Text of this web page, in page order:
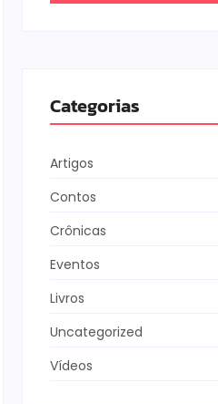
Categorias
Artigos
Contos
Crônicas
Eventos
Livros
Uncategorized
Vídeos